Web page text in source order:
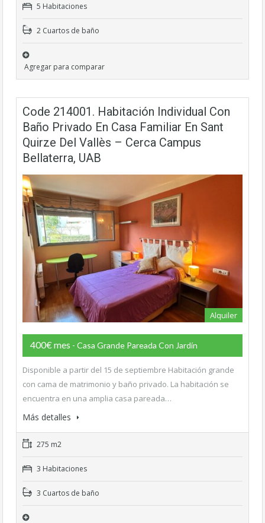
5 Habitaciones
2 Cuartos de baño
Agregar para comparar
Code 214001. Habitación Individual Con
Baño Privado En Casa Familiar En Sant
Quirze Del Vallès – Cerca Campus
Bellaterra, UAB
Alquiler
400€ mes - Casa Grande Pareada Con Jardín
Disponible a partir del 15 de septiembre Habitación grande
con cama de matrimonio y baño privado. La habitación se
encuentra en una amplia casa pareada…
Más detalles
275 m2
3 Habitaciones
3 Cuartos de baño